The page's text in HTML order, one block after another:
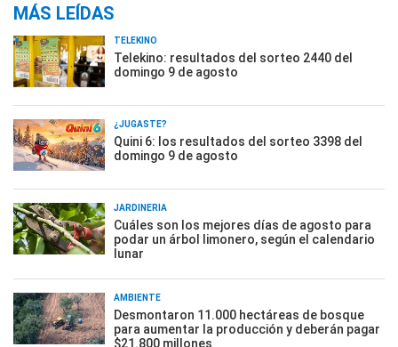
MÁS LEÍDAS
TELEKINO
Telekino: resultados del sorteo 2440 del
domingo 9 de agosto
¿JUGASTE?
Quini 6: los resultados del sorteo 3398 del
domingo 9 de agosto
JARDINERÍA
Cuáles son los mejores días de agosto para
podar un árbol limonero, según el calendario
lunar
AMBIENTE
Desmontaron 11.000 hectáreas de bosque
para aumentar la producción y deberán pagar
$21.800 millones